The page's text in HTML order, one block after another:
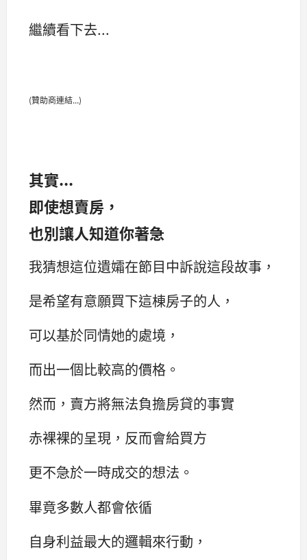
繼續看下去...
(贊助商連結...)
其實...
即使想賣房，
也別讓人知道你著急
我猜想這位遺孀在節目中訴說這段故事，
是希望有意願買下這棟房子的人，
可以基於同情她的處境，
而出一個比較高的價格。
然而，賣方將無法負擔房貸的事實
赤裸裸的呈現，反而會給買方
更不急於一時成交的想法。
畢竟多數人都會依循
自身利益最大的邏輯來行動，